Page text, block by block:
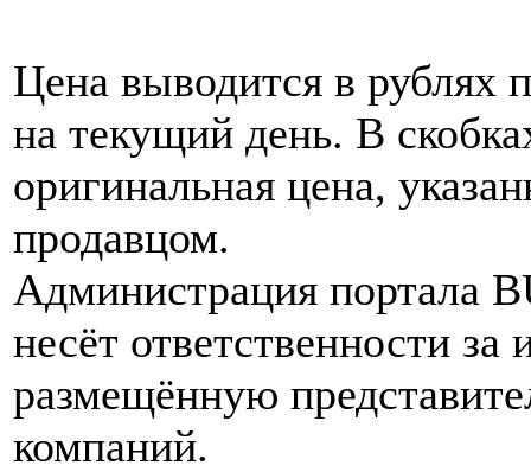
Цена выводится в рублях
на текущий день. В
оригинальная цена,
продавцом.
Администрация портала
несёт ответственности
размещённую
компаний.